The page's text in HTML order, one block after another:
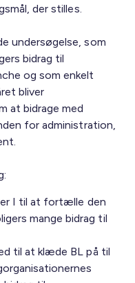
der stilles.
undersøgelse, som
bidrag til
og som enkelt
bliver
at bidrage med
for administration,
I til at fortælle den
mange bidrag til
til at klæde BL på til